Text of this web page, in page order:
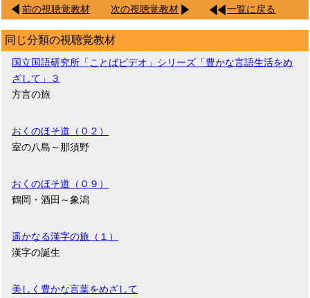
前の視聴覚教材 次の視聴覚教材 一覧に戻る
同じ分類の視聴覚教材
国立国語研究所「ことばビデオ」シリーズ「豊かな言語生活をめ
ざして」３
方言の旅
おくのほそ道（０２）
室の八島～那須野
おくのほそ道（０９）
鶴岡・酒田～象潟
遥かなる漢字の旅（１）
漢字の誕生
美しく豊かな言葉をめざして